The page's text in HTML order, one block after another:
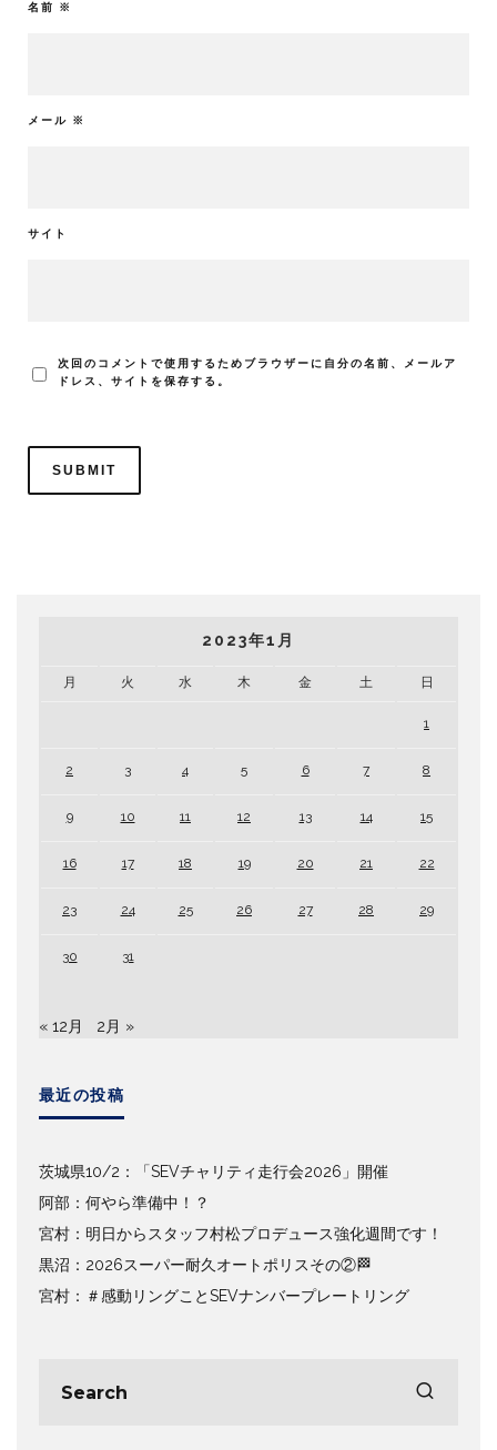
名前 ※
メール ※
サイト
次回のコメントで使用するためブラウザーに自分の名前、メールア
ドレス、サイトを保存する。
2023年1月
月 火 水 木 金 土 日
1
2 3 4 5 6 7 8
9 10 11 12 13 14 15
16 17 18 19 20 21 22
23 24 25 26 27 28 29
30 31
« 12月 2月 »
最近の投稿
茨城県10/2：「SEVチャリティ走行会2026」開催
阿部：何やら準備中！？
宮村：明日からスタッフ村松プロデュース強化週間です！
黒沼：2026スーパー耐久オートポリスその②🏁
宮村：＃感動リングことSEVナンバープレートリング